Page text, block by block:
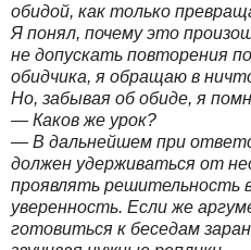
обидой, как только
Я понял, почему это
не допускать повторения
обидчика, я обращаю в
Но, забывая об обиде, я
— Каков же урок?
— В дальнейшем при
должен удерживаться от
проявлять
уверенность. Если же
готовиться к беседам